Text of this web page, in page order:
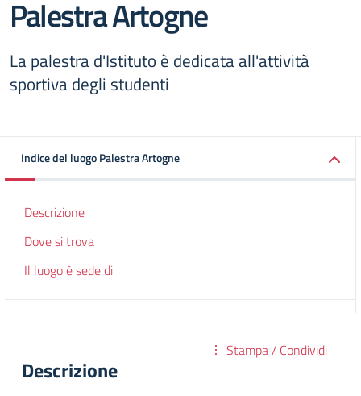
Palestra Artogne
La palestra d'Istituto è dedicata all'attività
sportiva degli studenti
Indice del luogo Palestra Artogne
Descrizione
Dove si trova
Il luogo è sede di
Stampa / Condividi
Descrizione